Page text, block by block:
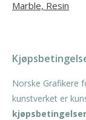
Norske Grafikere
kunstverket er